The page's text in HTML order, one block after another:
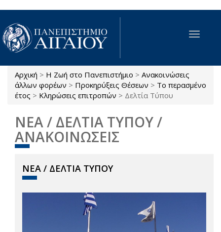
Παράκαμψη προς το κυρίως περιεχόμενο
Toggle
Είστε εδώ
Αρχική > Η Ζωή στο Πανεπιστήμιο > Ανακοινώσεις
άλλων φορέων > Προκηρύξεις Θέσεων > Το περασμένο
έτος > Κληρώσεις επιτροπών > Δελτία Τύπου
ΝΕΑ / ΔΕΛΤΙΑ ΤΥΠΟΥ /
ΑΝΑΚΟΙΝΩΣΕΙΣ
ΝΕΑ / ΔΕΛΤΙΑ ΤΥΠΟΥ